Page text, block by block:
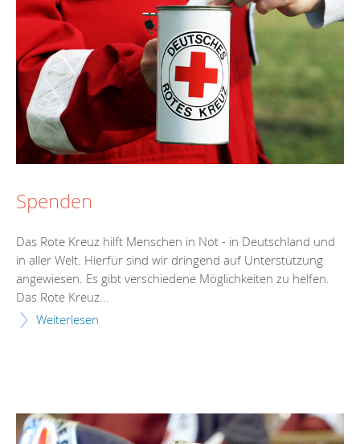
Spenden
Das Rote Kreuz hilft Menschen in Not - in Deutschland und
in aller Welt. Hierfür sind wir dringend auf Unterstützung
angewiesen. Es gibt verschiedene Möglichkeiten zu helfen.
Das Rote Kreuz...
Weiterlesen